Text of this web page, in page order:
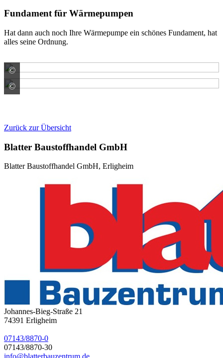
Fundament für Wärmepumpen
Hat dann auch noch Ihre Wärmepumpe ein schönes Fundament, hat
alles seine Ordnung.
© ACO GmbH
© ACO GmbH
Zurück zur Übersicht
Blatter Baustoffhandel GmbH
Blatter Baustoffhandel GmbH, Erligheim
Johannes-Bieg-Straße 21
74391 Erligheim
07143/8870-0
07143/8870-30